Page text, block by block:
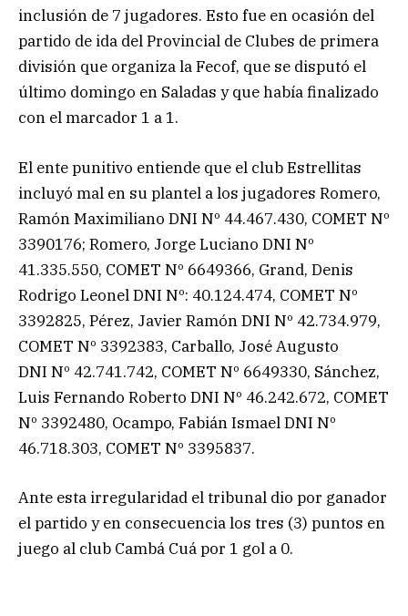
inclusión de 7 jugadores. Esto fue en ocasión del
partido de ida del Provincial de Clubes de primera
división que organiza la Fecof, que se disputó el
último domingo en Saladas y que había finalizado
con el marcador 1 a 1.
El ente punitivo entiende que el club Estrellitas
incluyó mal en su plantel a los jugadores Romero,
Ramón Maximiliano DNI Nº 44.467.430, COMET Nº
3390176; Romero, Jorge Luciano DNI Nº
41.335.550, COMET Nº 6649366, Grand, Denis
Rodrigo Leonel DNI Nº: 40.124.474, COMET Nº
3392825, Pérez, Javier Ramón DNI Nº 42.734.979,
COMET Nº 3392383, Carballo, José Augusto
DNI Nº 42.741.742, COMET Nº 6649330, Sánchez,
Luis Fernando Roberto DNI Nº 46.242.672, COMET
Nº 3392480, Ocampo, Fabián Ismael DNI Nº
46.718.303, COMET Nº 3395837.
Ante esta irregularidad el tribunal dio por ganador
el partido y en consecuencia los tres (3) puntos en
juego al club Cambá Cuá por 1 gol a 0.